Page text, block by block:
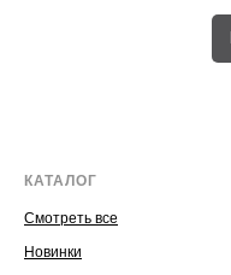
КАТАЛОГ
Смотреть все
Новинки